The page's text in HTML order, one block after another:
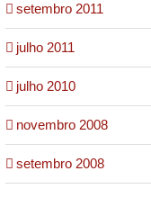
setembro 2011
julho 2011
julho 2010
novembro 2008
setembro 2008